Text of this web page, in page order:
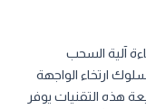
آلية السحب
ارتخاء الواجهة
هذه التقنيات يوفر